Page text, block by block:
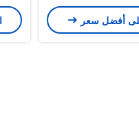
أفضل سعر